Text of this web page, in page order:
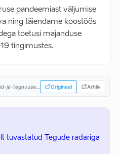
pandeemiast väljumise
ning täiendame koostöös
toetusi majanduse
tingimustes.
Originaal Arhiiv
tuvastatud Tegude radariga